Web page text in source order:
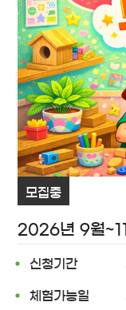
모집중
2026년 9월
신청기간
체험가능일